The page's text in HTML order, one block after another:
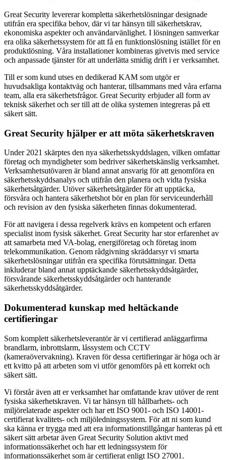
Great Security levererar kompletta säkerhetslösningar designade
utifrån era specifika behov, där vi tar hänsyn till säkerhetskrav,
ekonomiska aspekter och användarvänlighet. I lösningen samverkar
era olika säkerhetssystem för att få en funktionslösning istället för en
produktlösning. Våra installationer kombineras givetvis med service
och anpassade tjänster för att underlätta smidig drift i er verksamhet.
Till er som kund utses en dedikerad KAM som utgör er
huvudsakliga kontaktväg och hanterar, tillsammans med våra erfarna
team, alla era säkerhetsfrågor. Great Security erbjuder all form av
teknisk säkerhet och ser till att de olika systemen integreras på ett
säkert sätt.
Great Security hjälper er att möta säkerhetskraven
Under 2021 skärptes den nya säkerhetsskyddslagen, vilken omfattar
företag och myndigheter som bedriver säkerhetskänslig verksamhet.
Verksamhetsutövaren är bland annat ansvarig för att genomföra en
säkerhetsskyddsanalys och utifrån den planera och vidta fysiska
säkerhetsåtgärder. Utöver säkerhetsåtgärder för att upptäcka,
försvåra och hantera säkerhetshot bör en plan för serviceunderhåll
och revision av den fysiska säkerheten finnas dokumenterad.
För att navigera i dessa regelverk krävs en kompetent och erfaren
specialist inom fysisk säkerhet. Great Security har stor erfarenhet av
att samarbeta med VA-bolag, energiföretag och företag inom
telekommunikation. Genom rådgivning skräddarsyr vi smarta
säkerhetslösningar utifrån era specifika förutsättningar. Detta
inkluderar bland annat upptäckande säkerhetsskyddsåtgärder,
försvårande säkerhetsskyddsåtgärder och hanterande
säkerhetsskyddsåtgärder.
Dokumenterad kunskap med heltäckande
certifieringar
Som komplett säkerhetsleverantör är vi certifierad anläggarfirma
brandlarm, inbrottslarm, låssystem och CCTV
(kameraövervakning). Kraven för dessa certifieringar är höga och är
ett kvitto på att arbeten som vi utför genomförs på ett korrekt och
säkert sätt.
Vi förstår även att er verksamhet har omfattande krav utöver de rent
fysiska säkerhetskraven. Vi tar hänsyn till hållbarhets- och
miljörelaterade aspekter och har ett ISO 9001- och ISO 14001-
certifierat kvalitets- och miljöledningssystem. För att ni som kund
ska känna er trygga med att era informationstillgångar hanteras på ett
säkert sätt arbetar även Great Security Solution aktivt med
informationssäkerhet och har ett ledningssystem för
informationssäkerhet som är certifierat enligt ISO 27001.